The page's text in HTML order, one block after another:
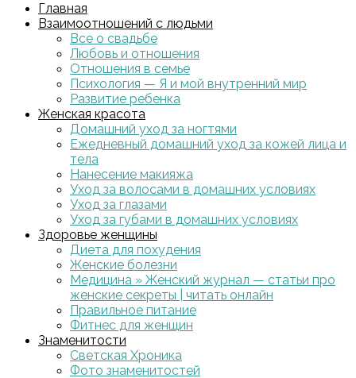
Главная
Взаимоотношений с людьми
Все о свадьбе
Любовь и отношения
Отношения в семье
Психология — Я и мой внутренний мир
Развитие ребенка
Женская красота
Домашний уход за ногтями
Ежедневный домашний уход за кожей лица и
тела
Нанесение макияжа
Уход за волосами в домашних условиях
Уход за глазами
Уход за губами в домашних условиях
Здоровье женщины
Диета для похудения
Женские болезни
Медицина » Женский журнал — статьи про
женские секреты | читать онлайн
Правильное питание
Фитнес для женщин
Знаменитости
Светская Хроника
Фото знаменитостей